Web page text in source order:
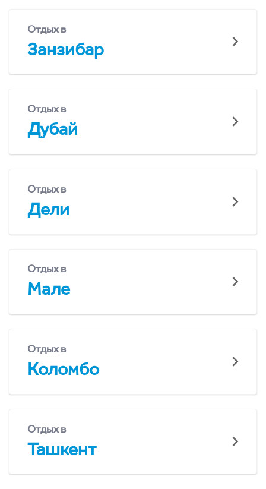
Отдых в
Занзибар
Отдых в
Дубай
Отдых в
Дели
Отдых в
Мале
Отдых в
Коломбо
Отдых в
Ташкент